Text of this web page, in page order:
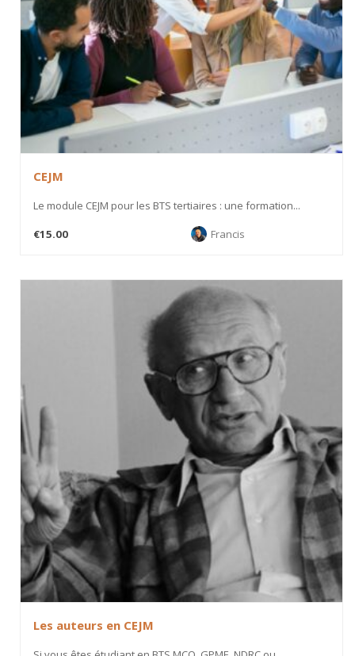
CEJM
Le module CEJM pour les BTS tertiaires : une formation...
€15.00
Francis
Les auteurs en CEJM